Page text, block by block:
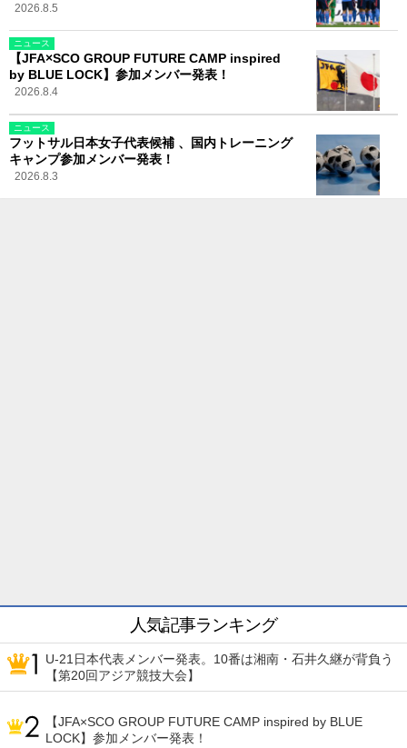
2026.8.5
ニュース
【JFA×SCO GROUP FUTURE CAMP inspired
by BLUE LOCK】参加メンバー発表！
2026.8.4
ニュース
フットサル日本女子代表候補 、国内トレーニング
キャンプ参加メンバー発表！
2026.8.3
人気記事ランキング
U-21日本代表メンバー発表。10番は湘南・石井久継が背負う
【第20回アジア競技大会】
【JFA×SCO GROUP FUTURE CAMP inspired by BLUE
LOCK】参加メンバー発表！